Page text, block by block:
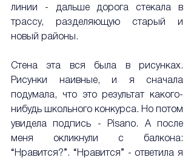
линии - дальше дорога стекала в
трассу, разделяющую старый и
новый районы.
Стена эта вся была в рисунках.
Рисунки наивные, и я сначала
подумала, что это результат какого-
нибудь школьного конкурса. Но потом
увидела подпись - Pisano. А после
меня окликнули с балкона:
“Нравится?”. “Нравится” - ответила я